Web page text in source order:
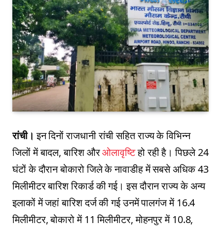
रांची। इन दिनों राजधानी रांची सहित राज्य के विभिन्न
जिलों में बादल, बारिश औरओलावृष्टिहो रही है। पिछले 24
घंटों के दौरान बोकारो जिले के नावाडीह में सबसे अधिक 43
मिलीमीटर बारिश रिकार्ड की गई। इस दौरान राज्य के अन्य
इलाकों में जहां बारिश दर्ज की गई उनमें पालगंज में 16.4
मिलीमीटर, बोकारो में 11 मिलीमीटर, मोहनपुर में 10.8,